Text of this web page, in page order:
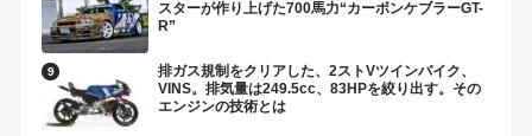
スターが作り上げた700馬力“カーボンケブラーGT-
R”
排ガス規制をクリアした、2ストVツインバイク、
VINS。排気量は249.5cc、83HPを絞り出す。その
エンジンの技術とは